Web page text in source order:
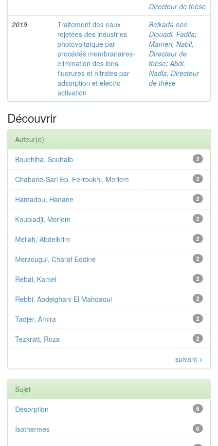
Directeur de thèse
2019
Traitement des eaux
rejetées des industries
photovoltaïque par
procédés membranaires-
elimination des ions
fluorures et nitrates par
adsorption et electro-
activation
Belkada née
Djouadi, Fadila;
Mameri, Nabil,
Directeur de
thèse;Abdi,
Nadia, Directeur
de thèse
Découvrir
Auteur(e)
2
Bouchiha, Souhaib
2
Chabane-Sari Ep. Ferroukhi, Meriem
2
Hamadou, Hanane
2
Koubladji, Meriem
2
Mellah, Abdelkrim
2
Merzougui, Charaf Eddine
2
Rebai, Kamel
2
Rebhi, Abdelghani El Mahdaoui
2
Tadjer, Amira
2
Tezkratt, Roza
suivant >
Sujet
6
Désorption
6
Isothermes